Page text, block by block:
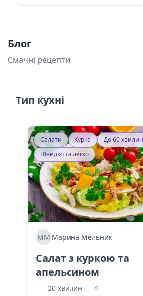
Блог
Смачні рецепти
Тип кухні
Салати Курка
До 60 хвилин
Швидко та легко
ММ Марина Мельник
Салат з куркою та
апельсином
20 хвилин
4